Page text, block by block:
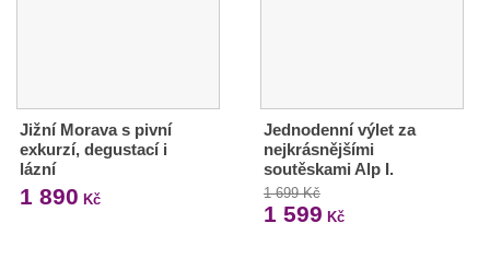
Jižní Morava s pivní
exkurzí, degustací i
lázní
1 890 Kč
Jednodenní výlet za
nejkrásnějšími
soutěskami Alp I.
1 699 Kč
1 599 Kč